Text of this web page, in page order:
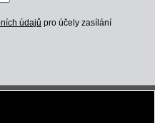
údajů pro účely zasílání